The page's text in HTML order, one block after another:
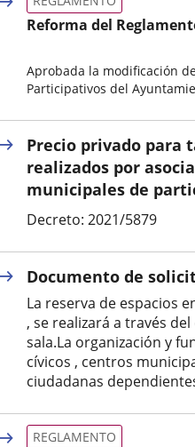
Reforma del
Aprobada la modificación
Participativos del
normativa
Precio privado para
realizados por
municipales de
Decreto: 2021/5879
Documento de
La reserva de espacios
, se realizará a través
sala.La organización y
cívicos , centros
ciudadanas
REGLAMENTO